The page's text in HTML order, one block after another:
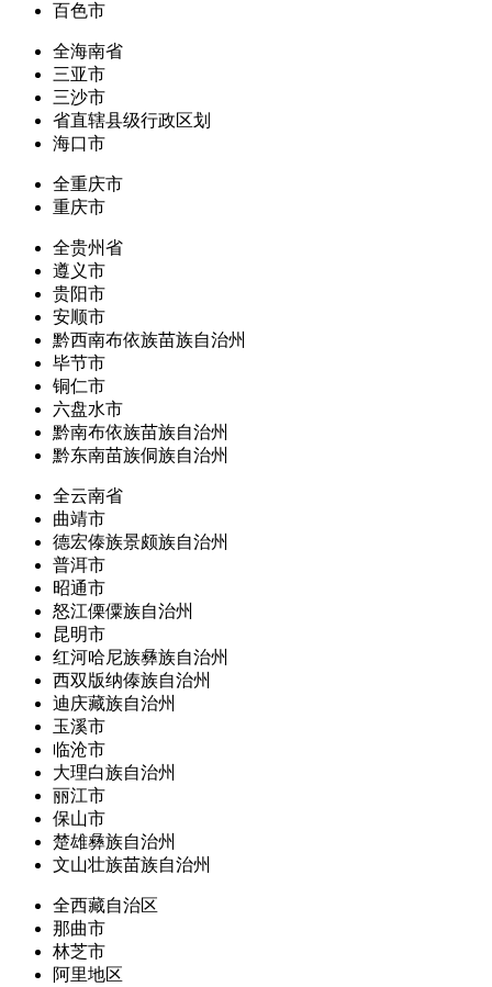
百色市
全海南省
三亚市
三沙市
省直辖县级行政区划
海口市
全重庆市
重庆市
全贵州省
遵义市
贵阳市
安顺市
黔西南布依族苗族自治州
毕节市
铜仁市
六盘水市
黔南布依族苗族自治州
黔东南苗族侗族自治州
全云南省
曲靖市
德宏傣族景颇族自治州
普洱市
昭通市
怒江傈僳族自治州
昆明市
红河哈尼族彝族自治州
西双版纳傣族自治州
迪庆藏族自治州
玉溪市
临沧市
大理白族自治州
丽江市
保山市
楚雄彝族自治州
文山壮族苗族自治州
全西藏自治区
那曲市
林芝市
阿里地区